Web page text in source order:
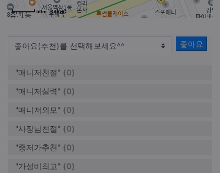
50m
좋아요
"매니저친절" (0)
"매니저실력" (0)
"매니저외모" (0)
"사장님친절" (0)
"중저가추천" (0)
"가성비최고" (0)